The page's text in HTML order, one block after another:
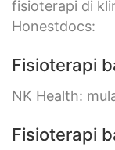
fisioterapi di
Honestdocs:
Fisioterapi
NK Health:
Fisioterapi